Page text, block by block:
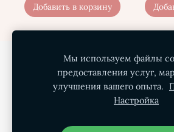
Добавить в корзину
Политика
Условия покупки
Контакты
Файлы
Мы используем файлы
предоставления услуг,
улучшения вашего опыта.
Настройка